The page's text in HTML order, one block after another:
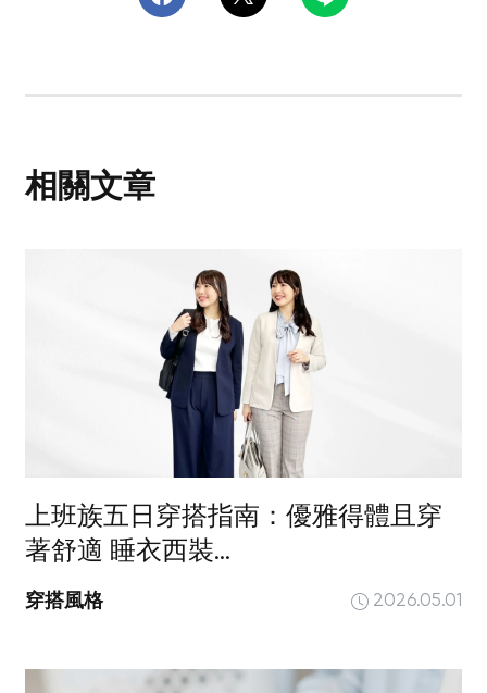
相關文章
上班族五日穿搭指南：優雅得體且穿
著舒適 睡衣西裝...
穿搭風格 2026.05.01